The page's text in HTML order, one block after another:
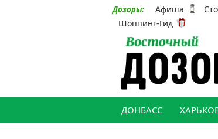
Дозоры: Афиша
Шоппинг-Гид
ДОНБАСС